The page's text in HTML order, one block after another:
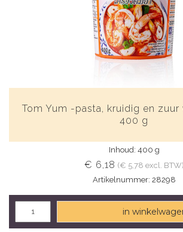
Tom Yum -pasta, kruidig ​​en zuur
400 g
Inhoud: 400 g
€ 6,18 (€ 5,78 excl. BTW)
Artikelnummer: 28298
in